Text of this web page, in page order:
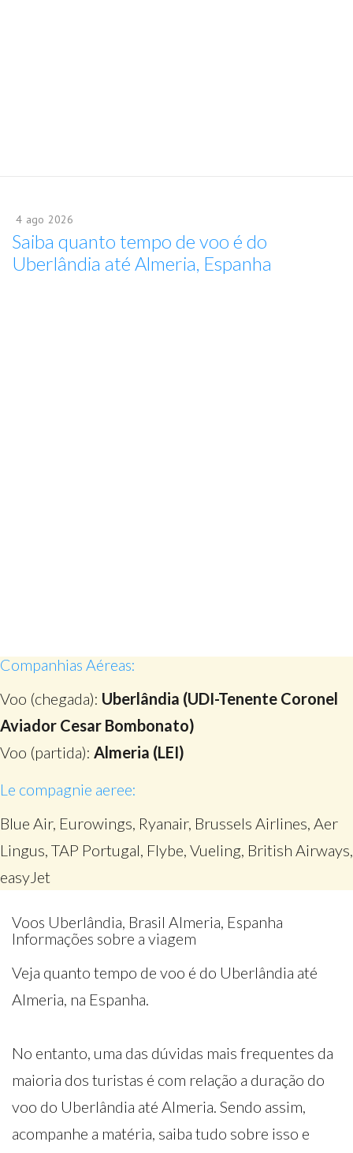
4 ago 2026
Saiba quanto tempo de voo é do
Uberlândia até Almeria, Espanha
Companhias Aéreas:
Voo (chegada): Uberlândia (UDI-Tenente Coronel
Aviador Cesar Bombonato)
Voo (partida): Almeria (LEI)
Le compagnie aeree:
Blue Air, Eurowings, Ryanair, Brussels Airlines, Aer
Lingus, TAP Portugal, Flybe, Vueling, British Airways,
easyJet
Voos Uberlândia, Brasil Almeria, Espanha
Informações sobre a viagem
Veja quanto tempo de voo é do Uberlândia até
Almeria, na Espanha.
No entanto, uma das dúvidas mais frequentes da
maioria dos turistas é com relação a duração do
voo do Uberlândia até Almeria. Sendo assim,
acompanhe a matéria, saiba tudo sobre isso e